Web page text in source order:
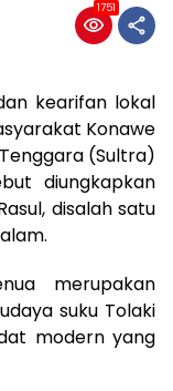
1751
kearifan lokal
Konawe
(Sultra)
diungkapkan
disalah satu
merupakan
suku Tolaki
modern yang